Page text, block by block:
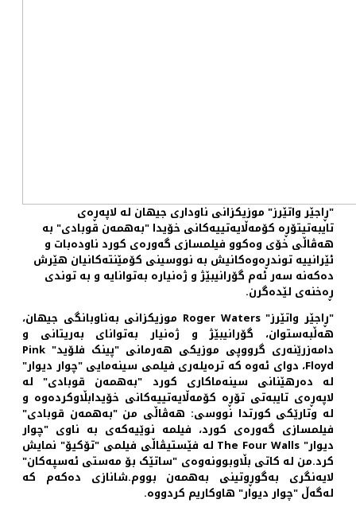
"ڕاجێر واتێرز" موزیکزانی ناوداری جیهان لە لاپەڕەی
تایبەتیتۆڕه کۆمه‌ڵایه‌تییه‌کانی خۆیدا "بەهمەن قوبادی" بە
هەڤاڵی خۆی وەکوو فیلمسازی گەورەی کورد ناودەبات و
ئێرانییە توندڕەوەکانیش بە نووسینی کۆمێنتەکانیان هێرش
دەکەنە سەر ئەم گۆرانیبێژ و ژەنیاره بەتوانایه و بە توندی
ڕه‌خنەی لێدەگرن.
"ڕاجێر واتێرز" Roger Waters موزیکزانی بەناوبانگی جیهان،
هەڵبەستوان، گۆرانیبێژ و ژەنیار بەتوانای بەریتانی و
دامەزرێنەری گرووپی موزیکی هەرمانی "پینک فلۆید" Pink
Floyd، دوای ئەوە کە ترەیلەری فیلمی سینەمایی "چوار دیوار"
لە دەرهێنانی سینه‌ماکاری کورد "بەهمەن قوبادی" لە
لاپەڕەی تایبەتی تۆڕه کۆمه‌ڵایه‌تییه‌کانی خۆیدابڵاوکردەوە و
لە وتارێکی کورتدا نووسی: هەڤاڵی من "بەهمەن قوبادی"
فیلمسازی گەورەی کورد، فیلمە نوێیەکەی بە ناوی "چوار
دیوار" The Four Walls لە فێستیڤاڵی فیلمی "تۆکیۆ" نمایش
کرد.من لە کاتی بڵاوبوونەوەی "ساتێک بۆ مەستی ئەسپەکان"
لایەنگری بەگوڕوتینی بەهمەن بووم.شانازی دەکەم کە
لەگەڵ "چوار دیوار" هاوکاریم کردووە.